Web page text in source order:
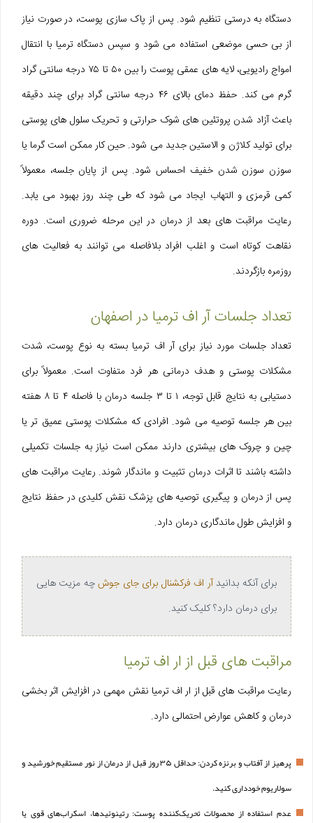
دستگاه به‌ درستی تنظیم شود. پس از پاک‌ سازی پوست، در صورت نیاز
از بی‌ حسی موضعی استفاده می‌ شود و سپس دستگاه ترمیا با انتقال
امواج رادیویی، لایه‌ های عمقی پوست را بین ۵۰ تا ۷۵ درجه سانتی‌ گراد
گرم می‌ کند. حفظ دمای بالای ۴۶ درجه سانتی‌ گراد برای چند دقیقه
باعث آزاد شدن پروتئین‌ های شوک حرارتی و تحریک سلول‌ های پوستی
برای تولید کلاژن و الاستین جدید می‌ شود. حین کار ممکن است گرما یا
سوزن‌ سوزن شدن خفیف احساس شود. پس از پایان جلسه، معمولاً
کمی قرمزی و التهاب ایجاد می‌ شود که طی چند روز بهبود می‌ یابد.
رعایت مراقبت های بعد از درمان در این مرحله ضروری است. دوره
نقاهت کوتاه است و اغلب افراد بلافاصله می‌ توانند به فعالیت‌ های
روزمره بازگردند.
تعداد جلسات آر اف ترمیا در اصفهان
تعداد جلسات مورد نیاز برای آر اف ترمیا بسته به نوع پوست، شدت
مشکلات پوستی و هدف درمانی هر فرد متفاوت است. معمولاً برای
دستیابی به نتایج قابل‌ توجه، ۱ تا ۳ جلسه درمان با فاصله ۴ تا ۸ هفته
بین هر جلسه توصیه می‌ شود. افرادی که مشکلات پوستی عمیق‌ تر یا
چین و چروک‌ های بیشتری دارند ممکن است نیاز به جلسات تکمیلی
داشته باشند تا اثرات درمان تثبیت و ماندگار شوند. رعایت مراقبت های
پس از درمان و پیگیری توصیه‌ های پزشک نقش کلیدی در حفظ نتایج
و افزایش طول ماندگاری درمان دارد.
برای آنکه بدانیدآر اف فرکشنال برای جای جوشچه مزیت هایی
برای درمان دارد؟ کلیک کنید.
مراقبت های قبل از ار اف ترمیا
رعایت مراقبت های قبل از ار اف ترمیا نقش مهمی در افزایش اثر بخشی
درمان و کاهش عوارض احتمالی دارد.
پرهیز از آفتاب و برنزه کردن: حداقل ۳۵ روز قبل از درمان از نور مستقیم خورشید و
سولاریوم خودداری کنید.
عدم استفاده از محصولات تحریک‌کننده پوست: رتینوئیدها، اسکراب‌های قوی یا